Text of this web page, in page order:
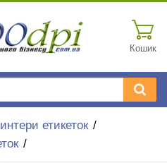
Кошик
етикеток